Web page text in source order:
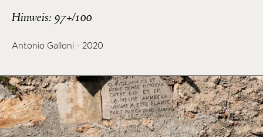
Hinweis: 97+/100
Antonio Galloni - 2020